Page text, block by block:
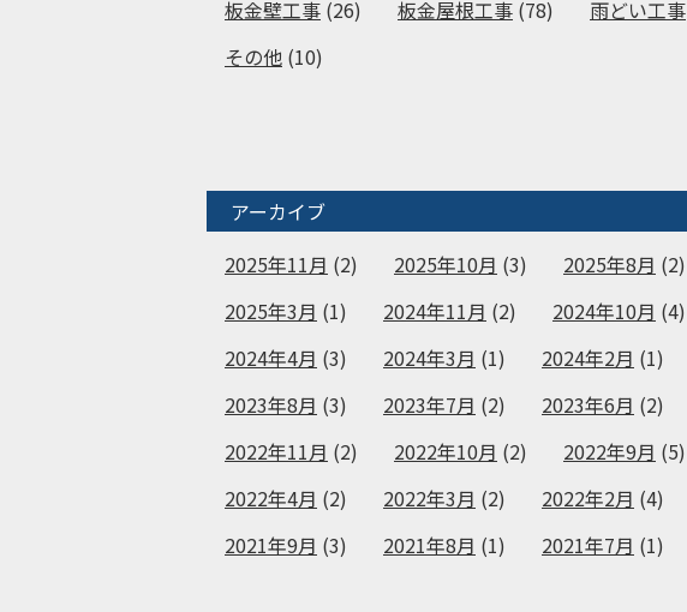
板金壁工事 (26) 板金屋根工事 (78) 雨どい工事
その他 (10)
アーカイブ
2025年11月 (2) 2025年10月 (3) 2025年8月 (2)
2025年3月 (1) 2024年11月 (2) 2024年10月 (4)
2024年4月 (3) 2024年3月 (1) 2024年2月 (1)
2023年8月 (3) 2023年7月 (2) 2023年6月 (2)
2022年11月 (2) 2022年10月 (2) 2022年9月 (5)
2022年4月 (2) 2022年3月 (2) 2022年2月 (4)
2021年9月 (3) 2021年8月 (1) 2021年7月 (1)